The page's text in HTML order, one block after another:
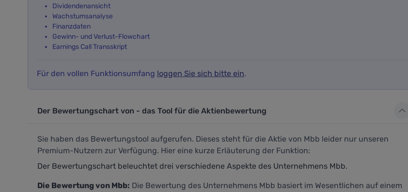
Dividendenansicht
Wachstumsanalyse
Finanzdaten
Gewinn- und Verlust-Flowchart
Earnings Call Transskript
Für den vollen Funktionsumfang loggen Sie sich bitte ein.
Der Bewertungschart von - das Tool für die Aktienbewertung
Sie haben das Bewertungstool aufgerufen. Dieses steht für die Aktie von Mbb leider nur unseren
Premium-Nutzern zur Verfügung. Hier eine kurze Erläuterung der Funktion:
Der Bewertungschart beleuchtet drei verschiedene Aspekte des Unternehmens Mbb.
Die Bewertung von Mbb: Die Bewertung des Unternehmens Mbb basiert im Wesentlichen auf einem